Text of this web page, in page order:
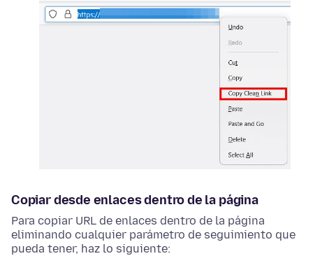
Copiar desde enlaces dentro de la página
Para copiar URL de enlaces dentro de la página
eliminando cualquier parámetro de seguimiento que
pueda tener, haz lo siguiente: